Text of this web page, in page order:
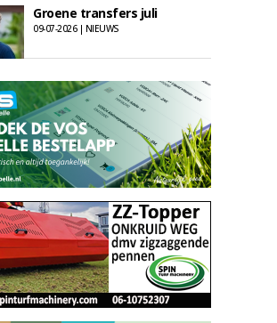
Groene transfers juli
09-07-2026 | NIEUWS